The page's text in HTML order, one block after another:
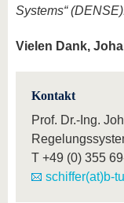
Systems“
Vielen Dank,
Kontakt
Prof. Dr.-Ing.
T +49 (0) 355
schiffer(at)b-